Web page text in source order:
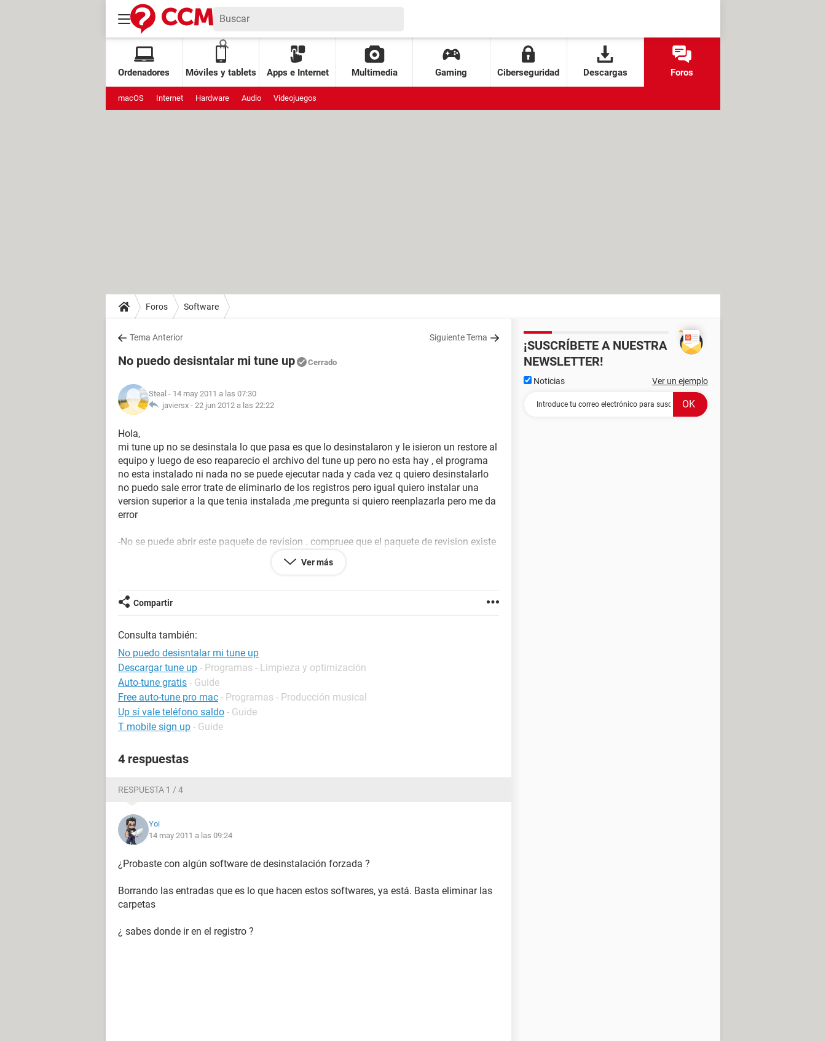
Ordenadores Móviles y tablets Apps e Internet Multimedia Gaming Ciberseguridad Descargas Foros
macOS Internet Hardware Audio Videojuegos
Foros Software
Tema Anterior Siguiente Tema
No puedo desisntalar mi tune up Cerrado
Steal - 14 may 2011 a las 07:30
javiersx - 22 jun 2012 a las 22:22
Hola,
mi tune up no se desinstala lo que pasa es que lo desinstalaron y le isieron un restore al
equipo y luego de eso reaparecio el archivo del tune up pero no esta hay , el programa
no esta instalado ni nada no se puede ejecutar nada y cada vez q quiero desinstalarlo
no puedo sale error trate de eliminarlo de los registros pero igual quiero instalar una
version superior a la que tenia instalada ,me pregunta si quiero reenplazarla pero me da
error
-No se puede abrir este paquete de revision . compruee que el paquete de revision existe
para comprobar que se trata de un paquete de revision de instalador de windows valido-
y ese es mi problema ..
Ver más
Compartir
Consulta también:
No puedo desisntalar mi tune up
Descargar tune up - Programas - Limpieza y optimización
Auto-tune gratis - Guide
Free auto-tune pro mac - Programas - Producción musical
Up sí vale teléfono saldo - Guide
T mobile sign up - Guide
4 respuestas
RESPUESTA 1 / 4
Yoi
14 may 2011 a las 09:24
¿Probaste con algún software de desinstalación forzada ?
Borrando las entradas que es lo que hacen estos softwares, ya está. Basta eliminar las
carpetas
¿ sabes donde ir en el registro ?
¡SUSCRÍBETE A NUESTRA
NEWSLETTER!
Noticias Ver un ejemplo